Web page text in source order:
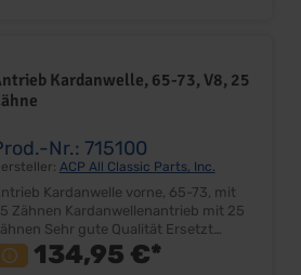
finden Sie in der PDF Datei.
Kardanwelle, 65-73, V8, 25
Nr.: 715100
ACP All Classic Parts, Inc.
Kardanwelle vorne, 65-73, mit
Kardanwellenantrieb mit 25
Sehr gute Qualität Ersetzt
Originalteil Lieferumfang:
ohne Kreuzgelenk Preis: Pro Stück
134,95 €*